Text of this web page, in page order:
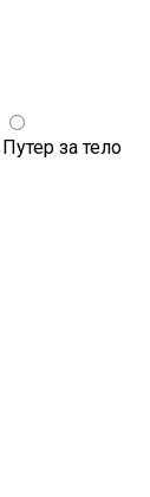
Путер за тело